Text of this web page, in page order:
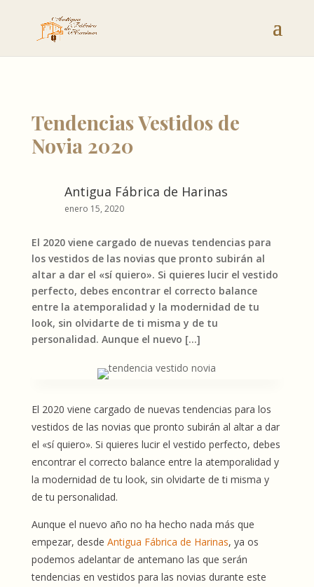
Tendencias Vestidos de
Novia 2020
Antigua Fábrica de Harinas
enero 15, 2020
El 2020 viene cargado de nuevas tendencias para
los vestidos de las novias que pronto subirán al
altar a dar el «sí quiero». Si quieres lucir el vestido
perfecto, debes encontrar el correcto balance
entre la atemporalidad y la modernidad de tu
look, sin olvidarte de ti misma y de tu
personalidad. Aunque el nuevo […]
El 2020 viene cargado de nuevas tendencias para los
vestidos de las novias que pronto subirán al altar a dar
el «sí quiero». Si quieres lucir el vestido perfecto, debes
encontrar el correcto balance entre la atemporalidad y
la modernidad de tu look, sin olvidarte de ti misma y
de tu personalidad.
Aunque el nuevo año no ha hecho nada más que
empezar, desde Antigua Fábrica de Harinas, ya os
podemos adelantar de antemano las que serán
tendencias en vestidos para las novias durante este